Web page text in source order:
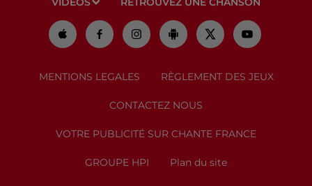
MENTIONS LEGALES RÈGLEMENT DES JEUX
CONTACTEZ NOUS
VOTRE PUBLICITÉ SUR CHANTE FRANCE
GROUPE HPI Plan du site